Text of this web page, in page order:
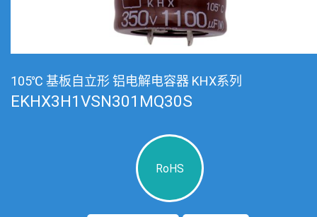
105℃ 基板自立形 铝电解电容器 KHX系列
EKHX3H1VSN301MQ30S
RoHS